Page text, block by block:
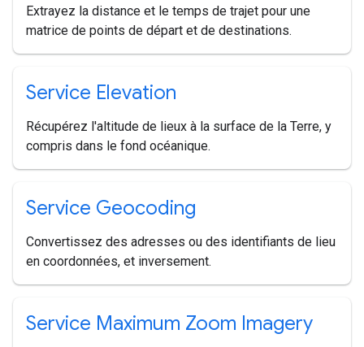
Extrayez la distance et le temps de trajet pour une
matrice de points de départ et de destinations.
Service Elevation
Récupérez l'altitude de lieux à la surface de la Terre, y
compris dans le fond océanique.
Service Geocoding
Convertissez des adresses ou des identifiants de lieu
en coordonnées, et inversement.
Service Maximum Zoom Imagery